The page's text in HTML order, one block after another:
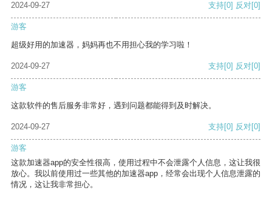
2024-09-27
支持[0] 反对[0]
游客
超级好用的加速器，妈妈再也不用担心我的学习啦！
2024-09-27 支持[0] 反对[0]
游客
这款软件的售后服务非常好，遇到问题都能得到及时解决。
2024-09-27 支持[0] 反对[0]
游客
这款加速器app的安全性很高，使用过程中不会泄露个人信息，这让我很
放心。我以前使用过一些其他的加速器app，经常会出现个人信息泄露的
情况，这让我非常担心。